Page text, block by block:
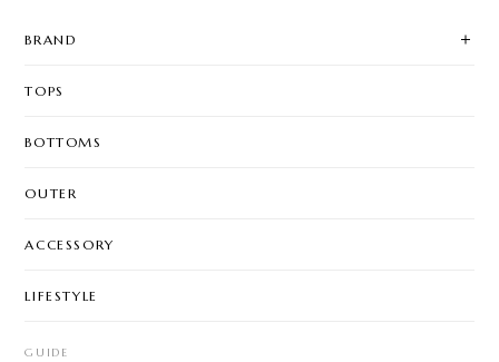
BRAND
TOPS
BOTTOMS
OUTER
ACCESSORY
LIFESTYLE
GUIDE